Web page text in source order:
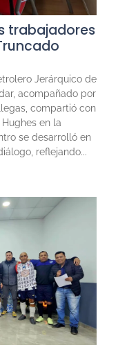
trabajadores
Jerárquico de
acompañado por
compartió con
en la
se desarrolló en
reflejando...